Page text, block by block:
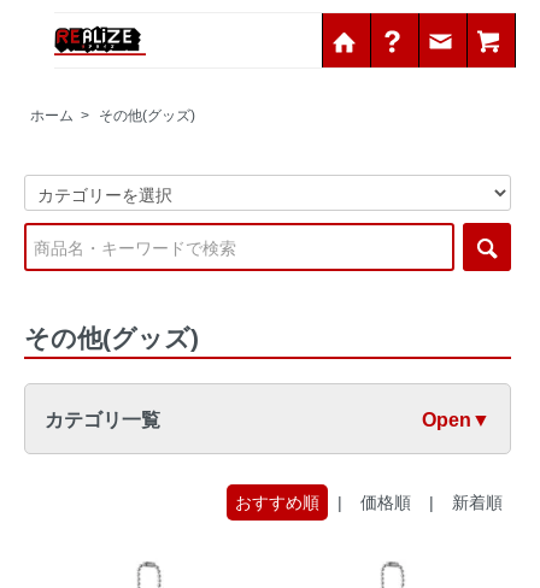
ホーム > その他(グッズ)
その他(グッズ)
カテゴリ一覧 Open▼
おすすめ順 | 価格順 | 新着順